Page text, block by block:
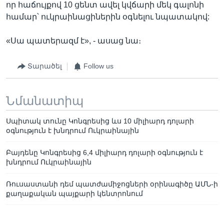
որ հաճույքով 10 ցենտ ավել կվճարի մեկ գալոնի
համար՝ ուկրաինացիներին օգնելու նպատակով:
«Սա պատերազմ է», - ասաց նա։
Տարածել Follow us
Նմանատիպ
Սպիտակ տունը Կոնգրեսից ևս 10 միլիարդ դոլարի
օգնություն է խնդրում Ուկրաինային
Բայդենը Կոնգրեսից 6,4 միլիարդ դոլարի օգնություն է
խնդրում Ուկրաինային
Ռուսաստանի դեմ պատժամիջոցների օրինագիծը ԱՄՆ-ի
քաղաքական պայքարի կենտրոնում